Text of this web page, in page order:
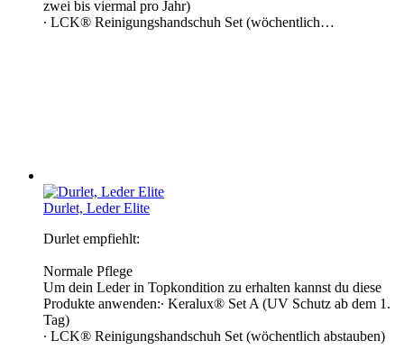
zwei bis viermal pro Jahr)
∙ LCK® Reinigungshandschuh Set (wöchentlich…
Durlet, Leder Elite
Durlet empfiehlt:
Normale Pflege
Um dein Leder in Topkondition zu erhalten kannst du diese
Produkte anwenden:∙ Keralux® Set A (UV Schutz ab dem 1.
Tag)
∙ LCK® Reinigungshandschuh Set (wöchentlich abstauben)